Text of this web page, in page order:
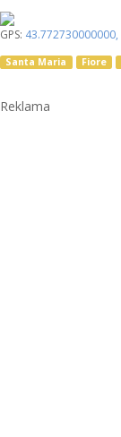
GPS: 43.772730000000,
Santa Maria Fiore
Reklama